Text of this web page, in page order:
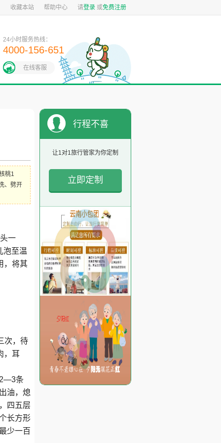
收藏本站 帮助中心 请登录 或免费注册
24小时服务热线：
4000-156-651
在线客服
桃1
、劈开
一
泡至温
，将其
次，待
，耳
2―3条
油，熄
四五层
长方形
少一百
行程不喜
让1对1旅行管家为你定制
立即定制